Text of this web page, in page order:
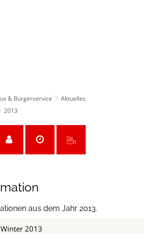
& Bürgerservice
Aktuelles
2013
aus dem Jahr 2013.
2013